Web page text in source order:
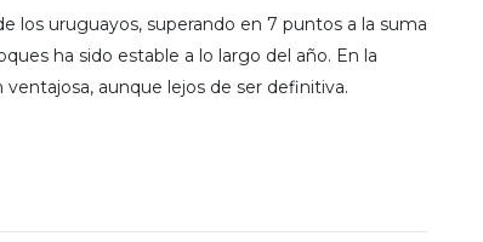
los uruguayos, superando en 7 puntos a la suma
ha sido estable a lo largo del año. En la
aunque lejos de ser definitiva.